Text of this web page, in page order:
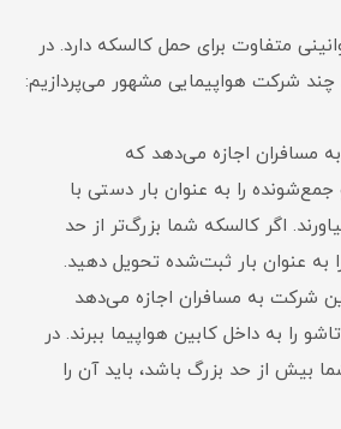
متفاوت برای حمل کالسکه دارد. در
چند شرکت هواپیمایی مشهور می‌پردازیم:
مسافران اجازه می‌دهد که
را به عنوان بار دستی با
اگر کالسکه شما بزرگ‌تر از حد
به عنوان بار ثبت‌شده تحویل دهید.
شرکت به مسافران اجازه می‌دهد
را به داخل کابین هواپیما ببرند. در
بیش از حد بزرگ باشد، باید آن را